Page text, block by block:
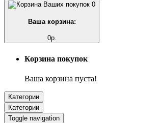
0
Ваша корзина:
0р.
Корзина покупок
Ваша корзина пуста!
Категории
Категории
Toggle navigation